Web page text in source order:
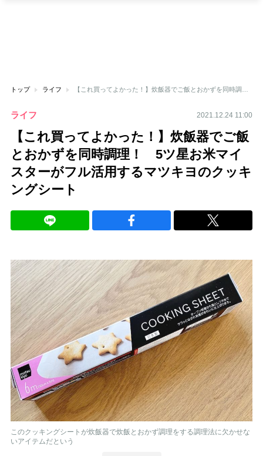
トップ ライフ
ライフ 2021.12.24 11:00
【これ買ってよかった！】炊飯器でご飯
とおかずを同時調理！ 5ツ星お米マイ
スターがフル活用するマツキヨのクッキ
ングシート
このクッキングシートが炊飯器で炊飯とおかず調理をする調理法に欠かせな
いアイテムだという